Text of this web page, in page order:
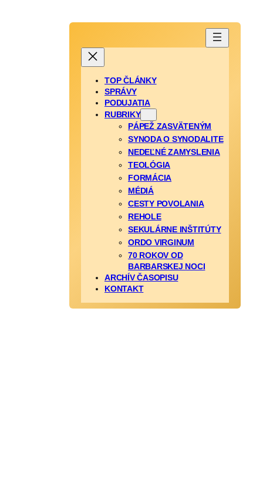
TOP ČLÁNKY
SPRÁVY
PODUJATIA
RUBRIKY
PÁPEŽ ZASVÄTENÝM
SYNODA O SYNODALITE
NEDEĽNÉ ZAMYSLENIA
TEOLÓGIA
FORMÁCIA
MÉDIÁ
CESTY POVOLANIA
REHOLE
SEKULÁRNE INŠTITÚTY
ORDO VIRGINUM
70 ROKOV OD
BARBARSKEJ NOCI
ARCHÍV ČASOPISU
KONTAKT